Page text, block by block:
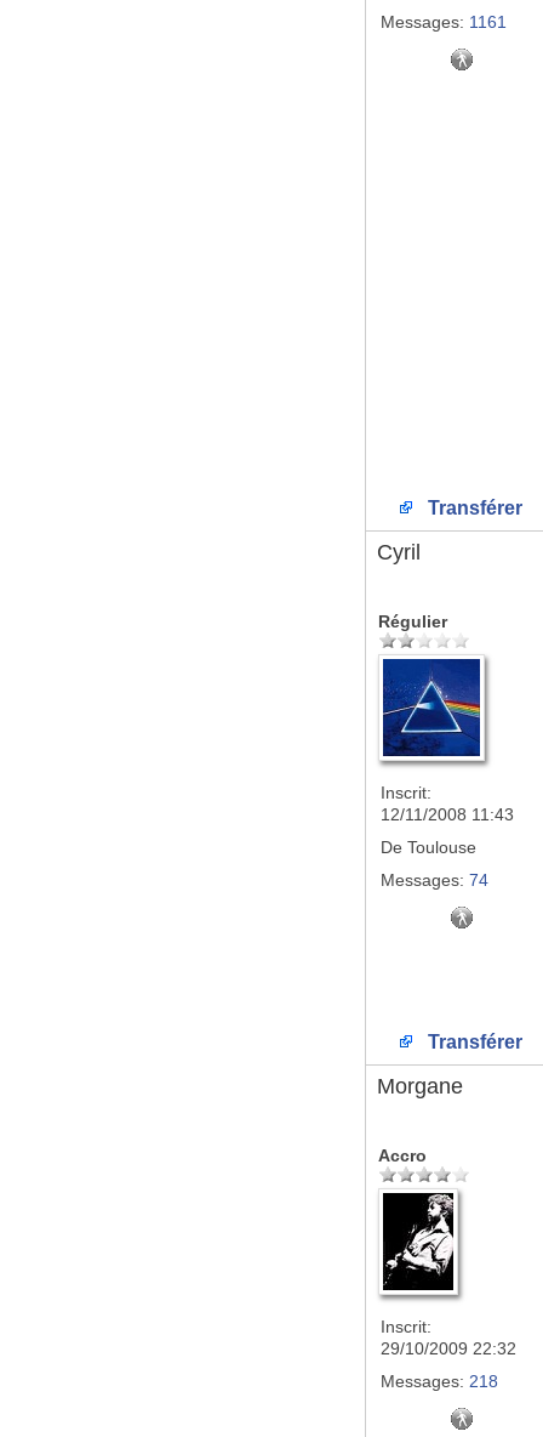
Messages: 1161
Transférer
Cyril
Régulier
Inscrit:
12/11/2008 11:43
De Toulouse
Messages: 74
Transférer
Morgane
Accro
Inscrit:
29/10/2009 22:32
Messages: 218